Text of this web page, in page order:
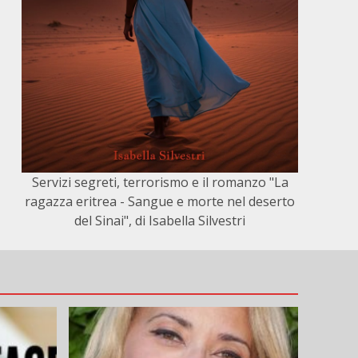
Servizi segreti, terrorismo e il romanzo "La
ragazza eritrea - Sangue e morte nel deserto
del Sinai", di Isabella Silvestri